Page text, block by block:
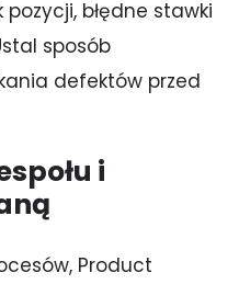
błędne stawki
sposób
defektów przed
i
Product